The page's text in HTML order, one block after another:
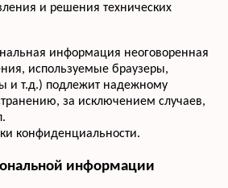
и решения технических
информация неоговоренная
используемые браузеры,
и т.д.) подлежит надежному
за исключением случаев,
конфиденциальности.
информации